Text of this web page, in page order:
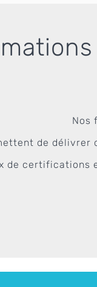
Nos
de délivrer
de certifications